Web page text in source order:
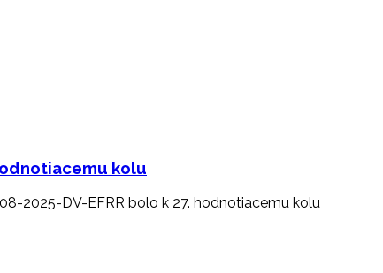
kolu
2025-DV-EFRR bolo k 27. hodnotiacemu kolu